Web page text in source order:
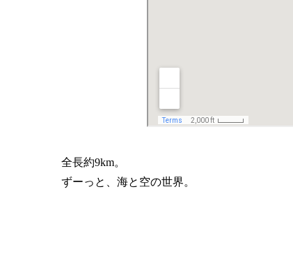
全長約9km。
ずーっと、海と空の世界。